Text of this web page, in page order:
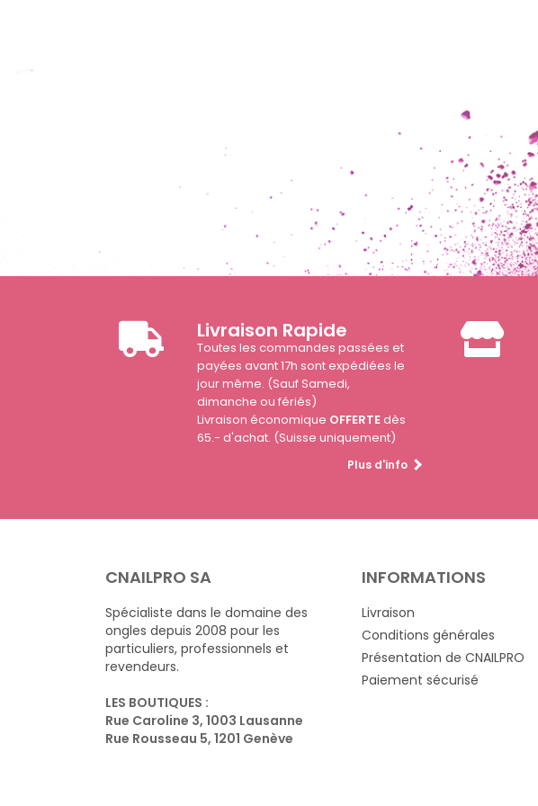
Livraison Rapide
Toutes les commandes passées et
payées avant 17h sont expédiées le
jour même. (Sauf Samedi,
dimanche ou fériés)
Livraison économique OFFERTEdès
65.- d'achat. (Suisse uniquement)
Plus d'info
CNAILPRO SA
Spécialiste dans le domaine des
ongles depuis 2008 pour les
particuliers, professionnels et
revendeurs.
LES BOUTIQUES :
Rue Caroline 3, 1003 Lausanne
Rue Rousseau 5, 1201 Genève
INFORMATIONS
Livraison
Conditions générales
Présentation de CNAILPRO
Paiement sécurisé